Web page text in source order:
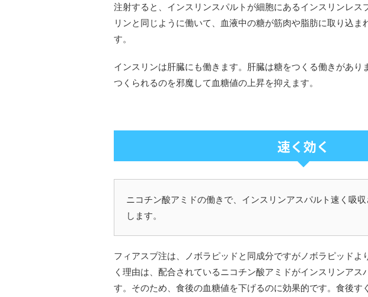
注射すると、インスリンスパルトが細胞にあるインスリンレス
リンと同じように働いて、血液中の糖が筋肉や脂肪に取り込ま
す。
インスリンは肝臓にも働きます。肝臓は糖をつくる働きがあり
つくられるのを邪魔して血糖値の上昇を抑えます。
速く効く
ニコチン酸アミドの働きで、インスリンアスパルト速く吸
します。
フィアスプ注は、ノボラピッドと同成分ですがノボラピッドよ
く理由は、配合されているニコチン酸アミドがインスリンアス
す。そのため、食後の血糖値を下げるのに効果的です。食後す